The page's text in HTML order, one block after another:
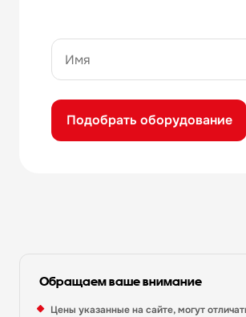
Подобрать оборудование
Обращаем ваше внимание
Цены указанные на сайте, могут